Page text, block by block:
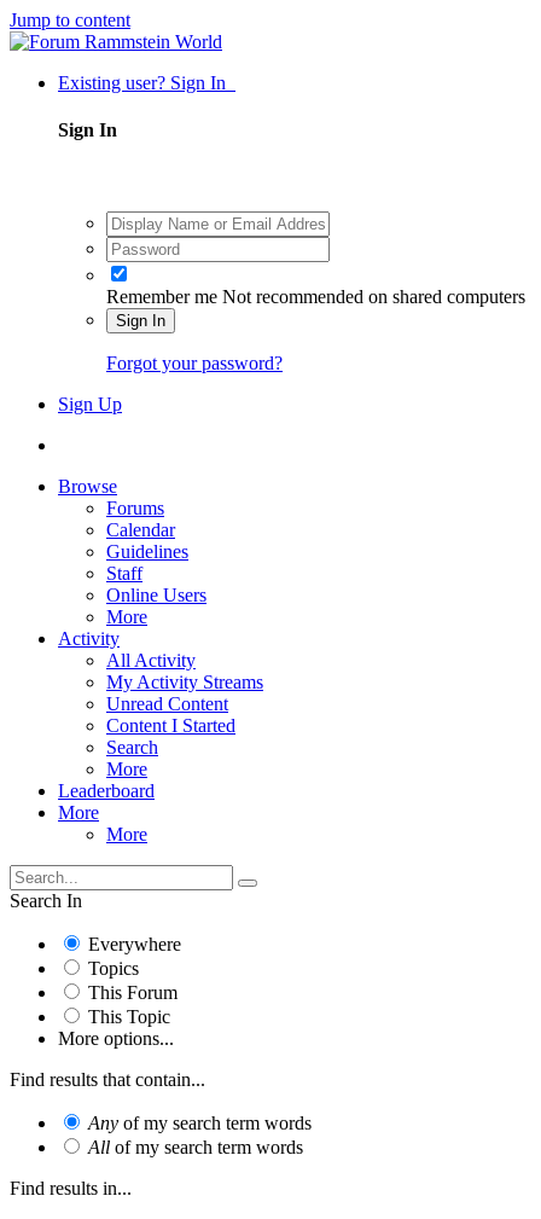
Jump to content
Existing user? Sign In
Sign In
Remember me Not recommended on shared computers
Sign In
Forgot your password?
Sign Up
Browse
Forums
Calendar
Guidelines
Staff
Online Users
More
Activity
All Activity
My Activity Streams
Unread Content
Content I Started
Search
More
Leaderboard
More
More
Search In
Everywhere
Topics
This Forum
This Topic
More options...
Find results that contain...
Any of my search term words
All of my search term words
Find results in...